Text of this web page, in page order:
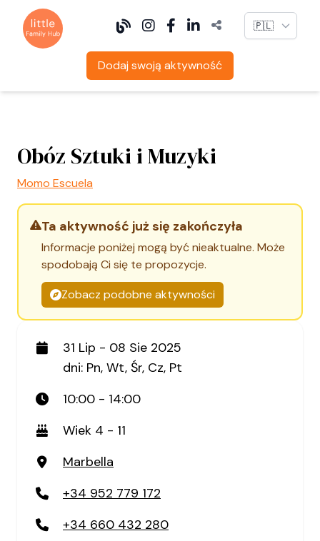
Language
Dodaj swoją aktywność
Obóz Sztuki i Muzyki
Momo Escuela
Ta aktywność już się zakończyła
Informacje poniżej mogą być nieaktualne. Może
spodobają Ci się te propozycje.
Zobacz podobne aktywności
31 Lip - 08 Sie 2025
dni: Pn, Wt, Śr, Cz, Pt
10:00 - 14:00
Wiek 4 - 11
Marbella
+34 952 779 172
+34 660 432 280